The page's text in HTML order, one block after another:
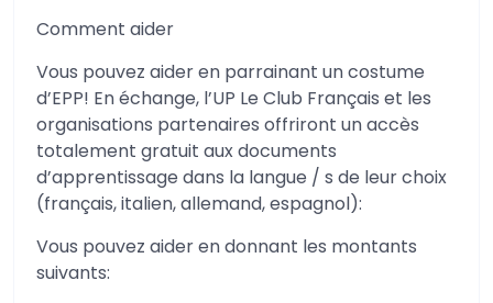
Comment aider
Vous pouvez aider en parrainant un costume
d’EPP! En échange, l’UP Le Club Français et les
organisations partenaires offriront un accès
totalement gratuit aux documents
d’apprentissage dans la langue / s de leur choix
(français, italien, allemand, espagnol):
Vous pouvez aider en donnant les montants
suivants: